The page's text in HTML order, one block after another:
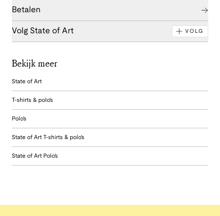
Betalen
Volg State of Art VOLG
Bekijk meer
State of Art
T-shirts & polo's
Polo's
State of Art T-shirts & polo's
State of Art Polo's